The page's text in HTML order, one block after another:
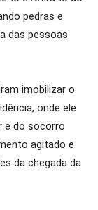
pedras e
das pessoas
imobilizar o
onde ele
e do socorro
agitado e
da chegada da